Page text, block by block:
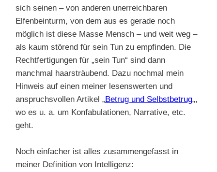
sich seinen – von anderen unerreichbaren
Elfenbeinturm, von dem aus es gerade noch
möglich ist diese Masse Mensch – und weit weg –
als kaum störend für sein Tun zu empfinden. Die
Rechtfertigungen für „sein Tun“ sind dann
manchmal haarsträubend. Dazu nochmal mein
Hinweis auf einen meiner lesenswerten und
anspruchsvollen Artikel „Betrug und Selbstbetrug„,
wo es u. a. um Konfabulationen, Narrative, etc.
geht.
Noch einfacher ist alles zusammengefasst in
meiner Definition von Intelligenz: